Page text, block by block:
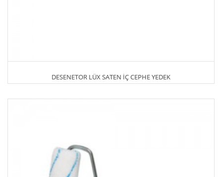
DESENETOR LÜX SATEN İÇ CEPHE YEDEK